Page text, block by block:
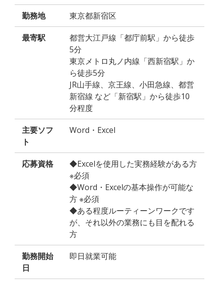
勤務地 東京都新宿区
最寄駅
都営大江戸線「都庁前駅」から徒歩
5分
東京メトロ丸ノ内線「西新宿駅」か
ら徒歩5分
JR山手線、京王線、小田急線、都営
新宿線 など「新宿駅」から徒歩10
分程度
主要ソフ
ト
Word・Excel
応募資格
◆Excelを使用した実務経験がある方
※必須
◆Word・Excelの基本操作が可能な
方 ※必須
◆ある程度ルーティーンワークです
が、それ以外の業務にも目を配れる
方
勤務開始
日
即日就業可能